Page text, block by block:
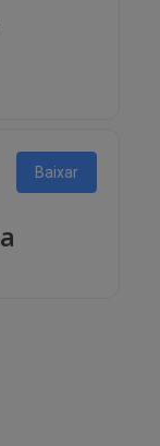
Baixar